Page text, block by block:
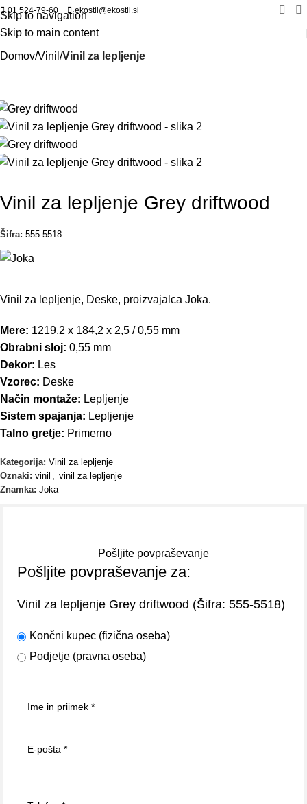
Skip to navigation
Skip to main content
01 524-79-60 ekostil@ekostil.si
Domov Vinil Vinil za lepljenje
Vinil za lepljenje Grey driftwood
Šifra: 555-5518
Vinil za lepljenje, Deske, proizvajalca Joka.
Mere: 1219,2 x 184,2 x 2,5 / 0,55 mm
Obrabni sloj: 0,55 mm
Dekor: Les
Vzorec: Deske
Način montaže: Lepljenje
Sistem spajanja: Lepljenje
Talno gretje: Primerno
Kategorija: Vinil za lepljenje
Oznaki: vinil
vinil za lepljenje
Znamka: Joka
Pošljite povpraševanje
Pošljite povpraševanje za:
Vinil za lepljenje Grey driftwood (Šifra: 555-5518)
Končni kupec (fizična oseba)
Podjetje (pravna oseba)